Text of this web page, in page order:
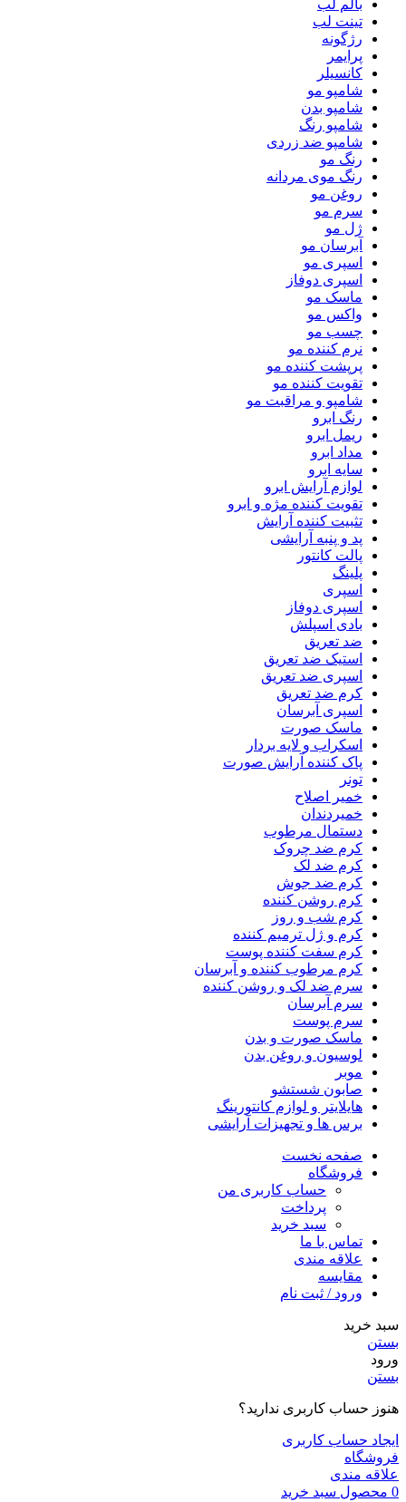
بالم لب
تینت لب
رژگونه
پرایمر
کانسیلر
شامپو مو
شامپو بدن
شامپو رنگ
شامپو ضد زردی
رنگ مو
رنگ موی مردانه
روغن مو
سرم مو
ژل مو
آبرسان مو
اسپری مو
اسپری دوفاز
ماسک مو
واکس مو
چسب مو
نرم کننده مو
پرپشت کننده مو
تقویت کننده مو
شامپو و مراقبت مو
رنگ ابرو
ریمل ابرو
مداد ابرو
سایه ابرو
لوازم آرایش ابرو
تقویت کننده مژه و ابرو
تثبیت کننده آرایش
پد و پنبه آرایشی
پالت کانتور
پلینگ
اسپری
اسپری دوفاز
بادی اسپلش
ضد تعریق
استیک ضد تعریق
اسپری ضد تعریق
کرم ضد تعریق
اسپری آبرسان
ماسک صورت
اسکراب و لایه بردار
پاک کننده آرایش صورت
تونر
خمیر اصلاح
خمیردندان
دستمال مرطوب
کرم ضد چروک
کرم ضد لک
کرم ضد جوش
کرم روشن کننده
کرم شب و روز
کرم و ژل ترمیم کننده
کرم سفت کننده پوست
کرم مرطوب کننده و آبرسان
سرم ضد لک و روشن کننده
سرم آبرسان
سرم پوست
ماسک صورت و بدن
لوسیون و روغن بدن
موبر
صابون شستشو
هایلایتر و لوازم کانتورینگ
برس ها و تجهیزات آرایشی
صفحه نخست
فروشگاه
حساب کاربری من
پرداخت
سبد خرید
تماس با ما
علاقه مندی
مقایسه
ورود / ثبت نام
سبد خرید
بستن
ورود
بستن
هنوز حساب کاربری ندارید؟
ایجاد حساب کاربری
فروشگاه
علاقه مندی
0 محصول سبد خرید